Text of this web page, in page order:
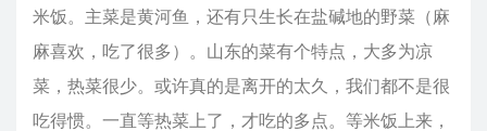
米饭。主菜是黄河鱼，还有只生长在盐碱地的野菜（麻
麻喜欢，吃了很多）。山东的菜有个特点，大多为凉
菜，热菜很少。或许真的是离开的太久，我们都不是很
吃得惯。一直等热菜上了，才吃的多点。等米饭上来，